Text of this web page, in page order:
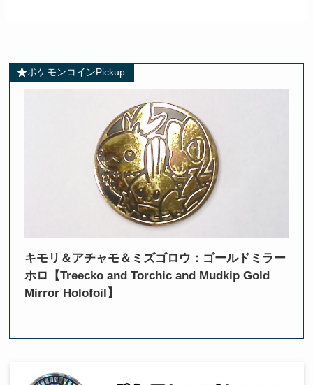
ポケモンコインPickup
キモリ＆アチャモ＆ミズゴロウ：ゴールドミラー
ホロ【Treecko and Torchic and Mudkip Gold
Mirror Holofoil】